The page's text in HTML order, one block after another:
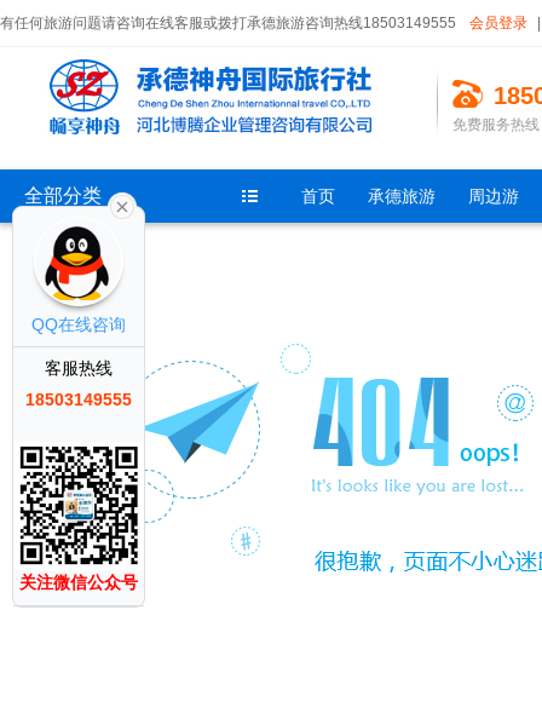
有任何旅游问题请咨询在线客服或拨打承德旅游咨询热线18503149555 会员登录
免费服务热
全部分类 首页 承德旅游 周边游
QQ在线咨询
客服热线
18503149555
关注微信公众号